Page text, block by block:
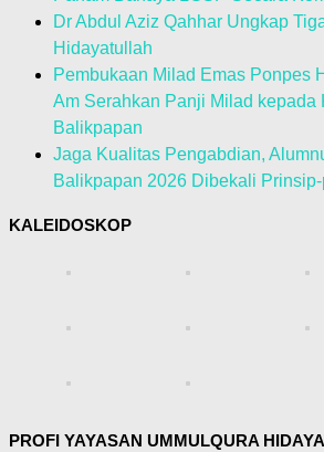
Dr Abdul Aziz Qahhar Ungkap
Hidayatullah
Pembukaan Milad Emas Ponpes
Am Serahkan Panji Milad kepada
Balikpapan
Jaga Kualitas Pengabdian,
Balikpapan 2026 Dibekali
KALEIDOSKOP
PROFI YAYASAN UMMULQURA